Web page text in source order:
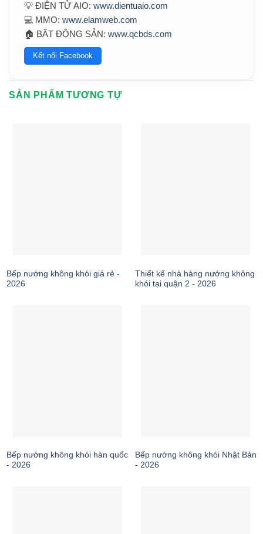
💡 ĐIỆN TỬ AIO: www.dientuaio.com
💻 MMO: www.elamweb.com
🏠 BẤT ĐỘNG SẢN: www.qcbds.com
Kết nối Facebook
SẢN PHẨM TƯƠNG TỰ
Bếp nướng không khói giá rẻ -
2026
Thiết kế nhà hàng nướng không
khói tại quận 2 - 2026
Bếp nướng không khói hàn quốc
- 2026
Bếp nướng không khói Nhật Bản
- 2026